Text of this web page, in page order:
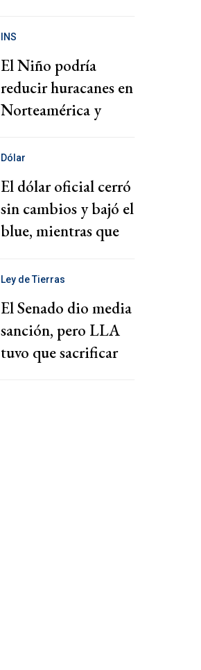
tráfico de migrantes
INS
El Niño podría
reducir huracanes en
Norteamérica y
el CEO de Zurich
Dólar
El dólar oficial cerró
sin cambios y bajó el
blue, mientras que
financieros
Ley de Tierras
El Senado dio media
sanción, pero LLA
tuvo que sacrificar